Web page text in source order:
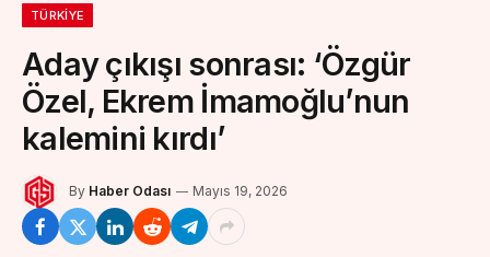
TÜRKIYE
Aday çıkışı sonrası: ‘Özgür
Özel, Ekrem İmamoğlu’nun
kalemini kırdı’
By Haber Odası Mayıs 19, 2026